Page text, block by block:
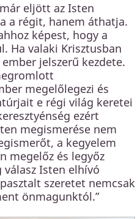
eljött az Isten
a régit, hanem áthatja.
képest, hogy a
Ha valaki Krisztusban
jelszerű kezdete.
megelőlegezi és
e régi világ keretei
ezért
megismerése nem
a kegyelem
megelőz és legyőz
Isten elhívó
szeretet nemcsak
önmagunktól.”